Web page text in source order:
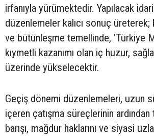
irfanıyla yürümektedir. Yapılacak
düzenlemeler kalıcı sonuç üreterek;
ve bütünleşme temellinde, 'Türkiye
kıymetli kazanımı olan iç huzur,
üzerinde yükselecektir.
Geçiş dönemi düzenlemeleri, uzun
içeren çatışma süreçlerinin
barışı, mağdur haklarını ve siyasi